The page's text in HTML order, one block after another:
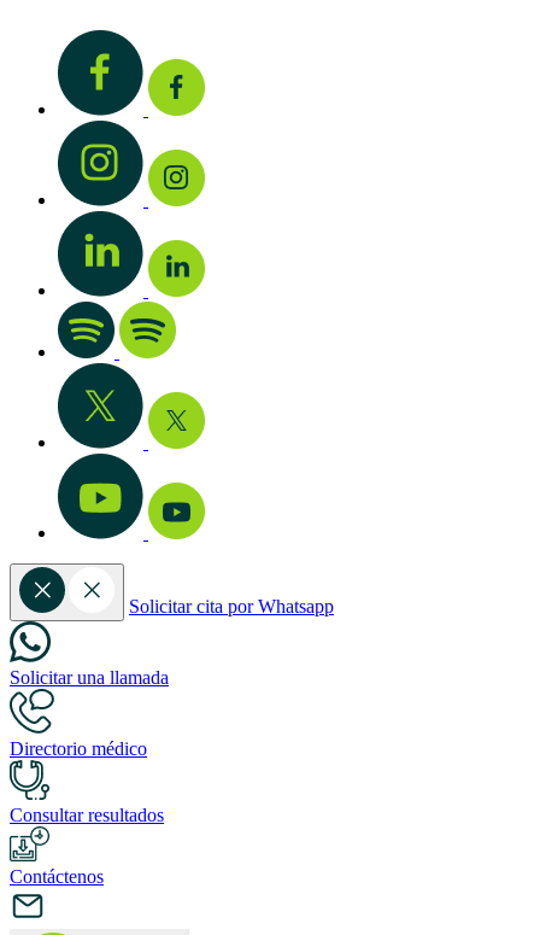
Solicitar cita por Whatsapp
Solicitar una llamada
Directorio médico
Consultar resultados
Contáctenos